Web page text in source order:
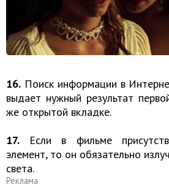
16. Поиск информации в
выдает нужный результат
же открытой вкладке.
17. Если в фильме
элемент, то он обязательно
света.
Реклама